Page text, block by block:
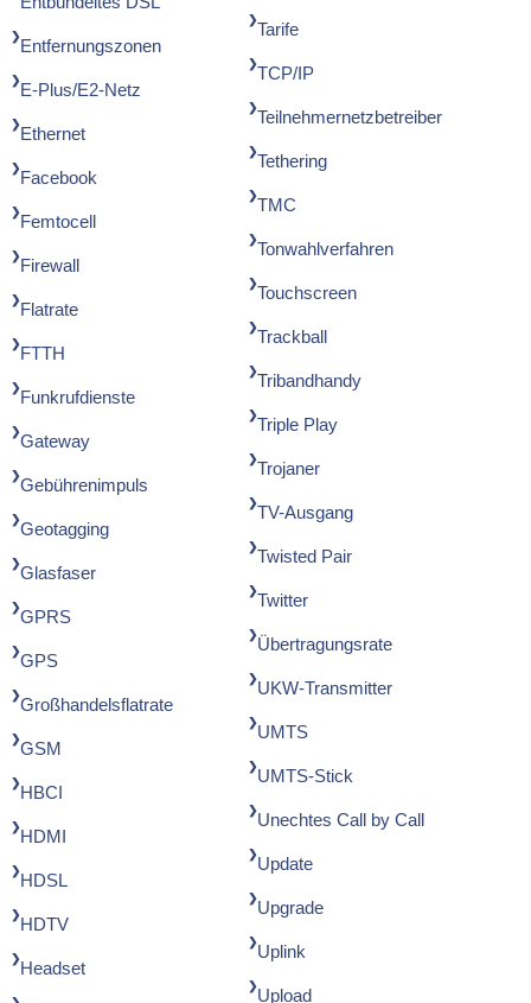
Entfernungszonen
E-Plus/E2-Netz
Ethernet
Facebook
Femtocell
Firewall
Flatrate
FTTH
Funkrufdienste
Gateway
Gebührenimpuls
Geotagging
Glasfaser
GPRS
GPS
Großhandelsflatrate
GSM
HBCI
HDMI
HDSL
HDTV
Headset
Tarife
TCP/IP
Teilnehmernetzbetreiber
Tethering
TMC
Tonwahlverfahren
Touchscreen
Trackball
Tribandhandy
Triple Play
Trojaner
TV-Ausgang
Twisted Pair
Twitter
Übertragungsrate
UKW-Transmitter
UMTS
UMTS-Stick
Unechtes Call by Call
Update
Upgrade
Uplink
Upload